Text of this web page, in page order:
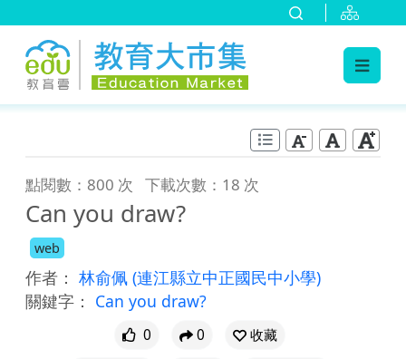
點閱數：800 次 下載次數：18 次
Can you draw?
web
作者： 林俞佩 (連江縣立中正國民中小學)
關鍵字： Can you draw?
0 0
收藏